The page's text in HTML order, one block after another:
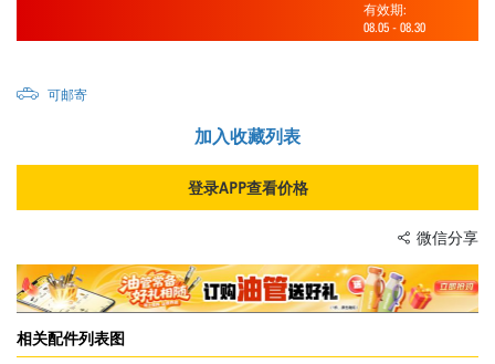
有效期:
08.05 - 08.30
可邮寄
加入收藏列表
登录APP查看价格
微信分享
相关配件列表图